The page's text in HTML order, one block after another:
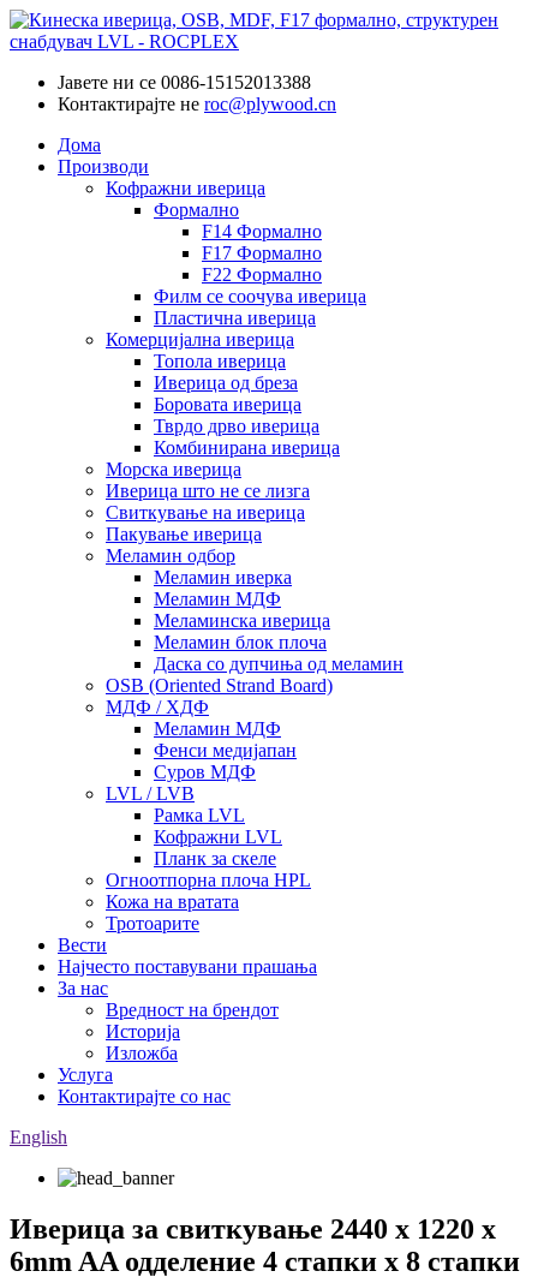
Јавете ни се 0086-15152013388
Контактирајте не roc@plywood.cn
Дома
Производи
Кофражни иверица
Формално
F14 Формално
F17 Формално
F22 Формално
Филм се соочува иверица
Пластична иверица
Комерцијална иверица
Топола иверица
Иверица од бреза
Боровата иверица
Тврдо дрво иверица
Комбинирана иверица
Морска иверица
Иверица што не се лизга
Свиткување на иверица
Пакување иверица
Меламин одбор
Меламин иверка
Меламин МДФ
Меламинска иверица
Меламин блок плоча
Даска со дупчиња од меламин
OSB (Oriented Strand Board)
МДФ / ХДФ
Меламин МДФ
Фенси медијапан
Суров МДФ
LVL / LVB
Рамка LVL
Кофражни LVL
Планк за скеле
Огноотпорна плоча HPL
Кожа на вратата
Тротоарите
Вести
Најчесто поставувани прашања
За нас
Вредност на брендот
Историја
Изложба
Услуга
Контактирајте со нас
English
Иверица за свиткување 2440 x 1220 x
6mm AA одделение 4 стапки x 8 стапки